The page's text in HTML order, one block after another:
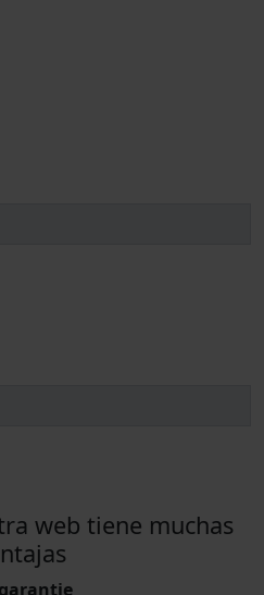
web tiene muchas